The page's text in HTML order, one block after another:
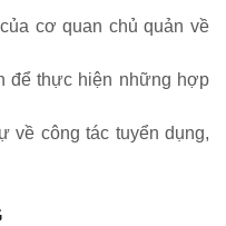
cơ quan chủ quản về
để thực hiện những hợp
về công tác tuyển dụng,